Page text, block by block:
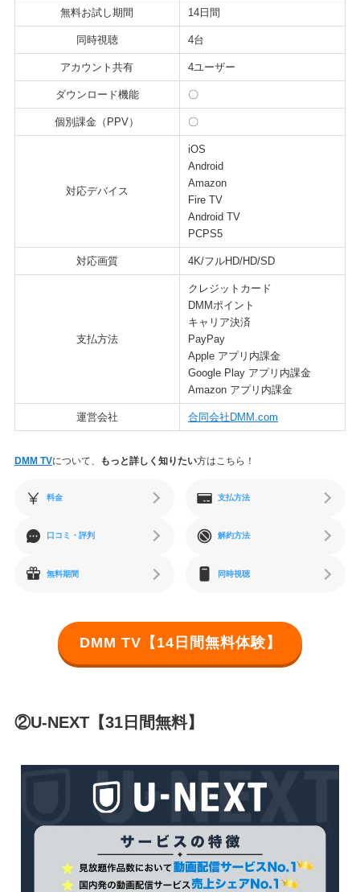
無料お試し期間 14日間
同時視聴 4台
アカウント共有 4ユーザー
ダウンロード機能 〇
個別課金（PPV） 〇
対応デバイス
iOS
Android
Amazon
Fire TV
Android TV
PCPS5
対応画質 4K/フルHD/HD/SD
支払方法
クレジットカード
DMMポイント
キャリア決済
PayPay
Apple アプリ内課金
Google Play アプリ内課金
Amazon アプリ内課金
運営会社 合同会社DMM.com
DMM TVについて、 もっと詳しく知りたい方はこちら！
料金 支払方法
口コミ・評判 解約方法
無料期間 同時視聴
DMM TV【14日間無料体験】
②U-NEXT【31日間無料】